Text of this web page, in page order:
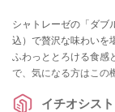
シャトレーゼの「ダブ
込）で贅沢な味わいを
ふわっととろける食感
で、気になる方はこの
イチオシスト